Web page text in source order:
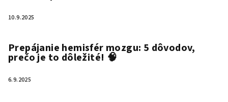
10.9.2025
Prepájanie hemisfér mozgu: 5 dôvodov,
prečo je to dôležité! 🧠
6.9.2025